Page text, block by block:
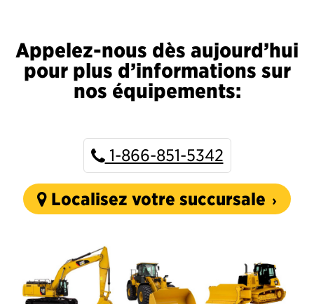
Appelez-nous dès aujourd’hui
pour plus d’informations sur
nos équipements:
1-866-851-5342
Localisez votre succursale